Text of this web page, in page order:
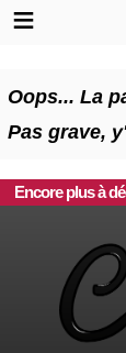
Oops... La
Pas grave,
Encore plus à